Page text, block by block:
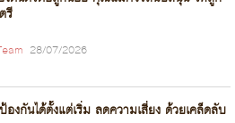
รี
28/07/2026
งกันได้ตั้งแต่เริ่ม ลดความเสี่ยง ด้วยเคล็ดลับ